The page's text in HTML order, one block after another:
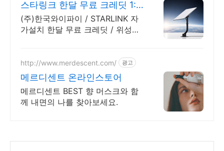
스타링크 한달 무료 크레딧 1:1
맞춤 상담 및 견적
(주)한국와이파이 / STARLINK 자
가설치 한달 무료 크레딧 / 위성인
퍼런스 보유
http://www.merdescent.com/ 광고
메르디센트 온라인스토어
메르디센트 BEST 향 머스크와 함
께 내면의 나를 찾아보세요.